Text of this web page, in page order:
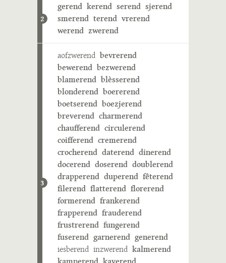
2
gerend kerend serend sjerend
smerend terend vrerend
werend zwerend
3
aofzwerend bevrerend
bewerend bezwerend
blamerend blèsserend
blonderend boererend
boetserend boezjerend
breverend charmerend
chaufferend circulerend
coifferend cremerend
crocherend daterend dinerend
docerend doserend doublerend
drapperend duperend fêterend
filerend flatterend florerend
formerend frankerend
frapperend frauderend
frustrerend fungerend
fuserend garnerend generend
iesberend inzwerend kalmerend